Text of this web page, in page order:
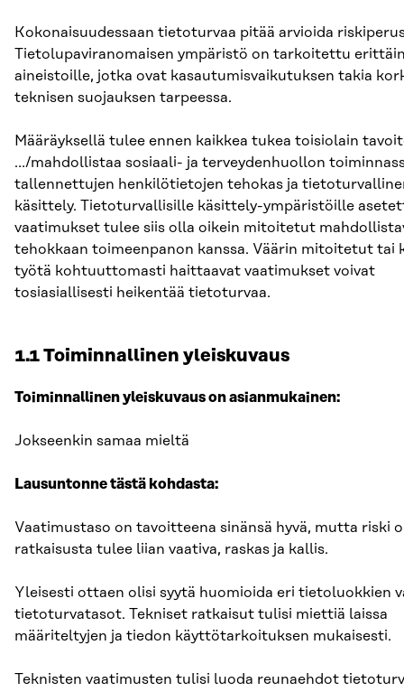
Kokonaisuudessaan tietoturvaa pitää arvioida
Tietolupaviranomaisen ympäristö on tarkoitettu
aineistoille, jotka ovat kasautumisvaikutuksen takia
teknisen suojauksen tarpeessa.
Määräyksellä tulee ennen kaikkea tukea toisiolain
…/mahdollistaa sosiaali- ja terveydenhuollon
tallennettujen henkilötietojen tehokas ja
käsittely. Tietoturvallisille käsittely-ympäristöille
vaatimukset tulee siis olla oikein mitoitetut
tehokkaan toimeenpanon kanssa. Väärin mitoitetut tai
työtä kohtuuttomasti haittaavat vaatimukset voivat
tosiasiallisesti heikentää tietoturvaa.
1.1 Toiminnallinen yleiskuvaus
Toiminnallinen yleiskuvaus on asianmukainen:
Jokseenkin samaa mieltä
Lausuntonne tästä kohdasta:
Vaatimustaso on tavoitteena sinänsä hyvä, mutta riski
ratkaisusta tulee liian vaativa, raskas ja kallis.
Yleisesti ottaen olisi syytä huomioida eri tietoluokkien
tietoturvatasot. Tekniset ratkaisut tulisi miettiä laissa
määriteltyjen ja tiedon käyttötarkoituksen mukaisesti.
Teknisten vaatimusten tulisi luoda reunaehdot